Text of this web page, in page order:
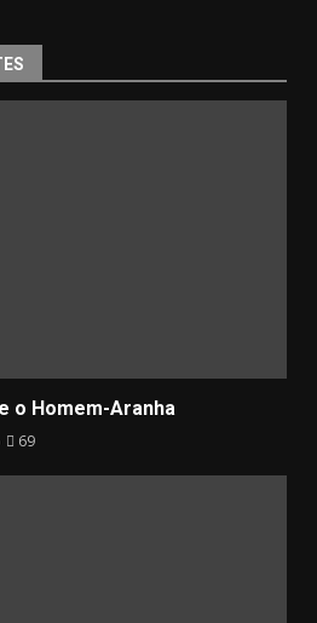
o Homem-Aranha
69